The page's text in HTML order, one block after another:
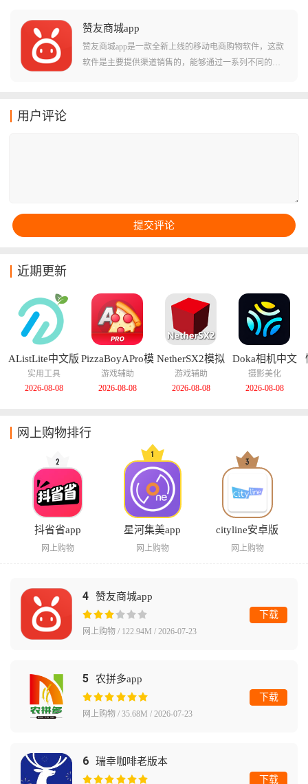
买到假票，买完票之后拿着手机扫码就能进场，非常方
便。
赞友商城app
赞友商城app是一款全新上线的移动电商购物软件，这款
软件是主要提供渠道销售的，能够通过一系列不同的渠
用户评论
近期更新
AListLite中文版
实用工具
2026-08-08
PizzaBoyAPro模
拟器中文版
游戏辅助
2026-08-08
NetherSX2模拟
器汉化版
游戏辅助
2026-08-08
Doka相机中文
版
摄影美化
2026-08-08
网上购物排行
抖省省app
网上购物
星河集美app
网上购物
cityline安卓版
网上购物
4 赞友商城app
网上购物 / 122.94M / 2026-07-23
下载
5 农拼多app
网上购物 / 35.68M / 2026-07-23
下载
6 瑞幸咖啡老版本
下载